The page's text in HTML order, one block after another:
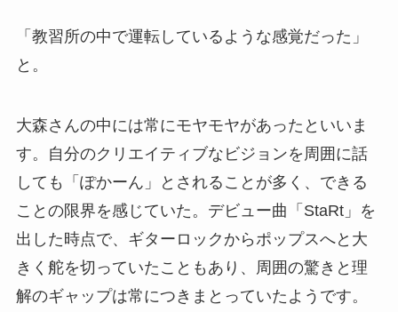
「教習所の中で運転しているような感覚だった」
と。
大森さんの中には常にモヤモヤがあったといいま
す。自分のクリエイティブなビジョンを周囲に話
しても「ぽかーん」とされることが多く、できる
ことの限界を感じていた。デビュー曲「StaRt」を
出した時点で、ギターロックからポップスへと大
きく舵を切っていたこともあり、周囲の驚きと理
解のギャップは常につきまとっていたようです。